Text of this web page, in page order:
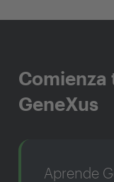
GeneXus
Aprende